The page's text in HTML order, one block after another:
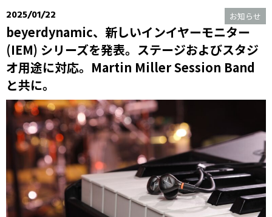
2025/01/22 お知らせ
beyerdynamic、新しいインイヤーモニター
(IEM) シリーズを発表。ステージおよびスタジ
オ用途に対応。Martin Miller Session Band
と共に。